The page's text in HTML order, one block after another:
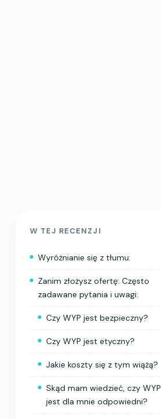
W TEJ RECENZJI
Wyróżnianie się z tłumu:
Zanim złożysz ofertę: Często
zadawane pytania i uwagi:
Czy WYP jest bezpieczny?
Czy WYP jest etyczny?
Jakie koszty się z tym wiążą?
Skąd mam wiedzieć, czy WYP
jest dla mnie odpowiedni?